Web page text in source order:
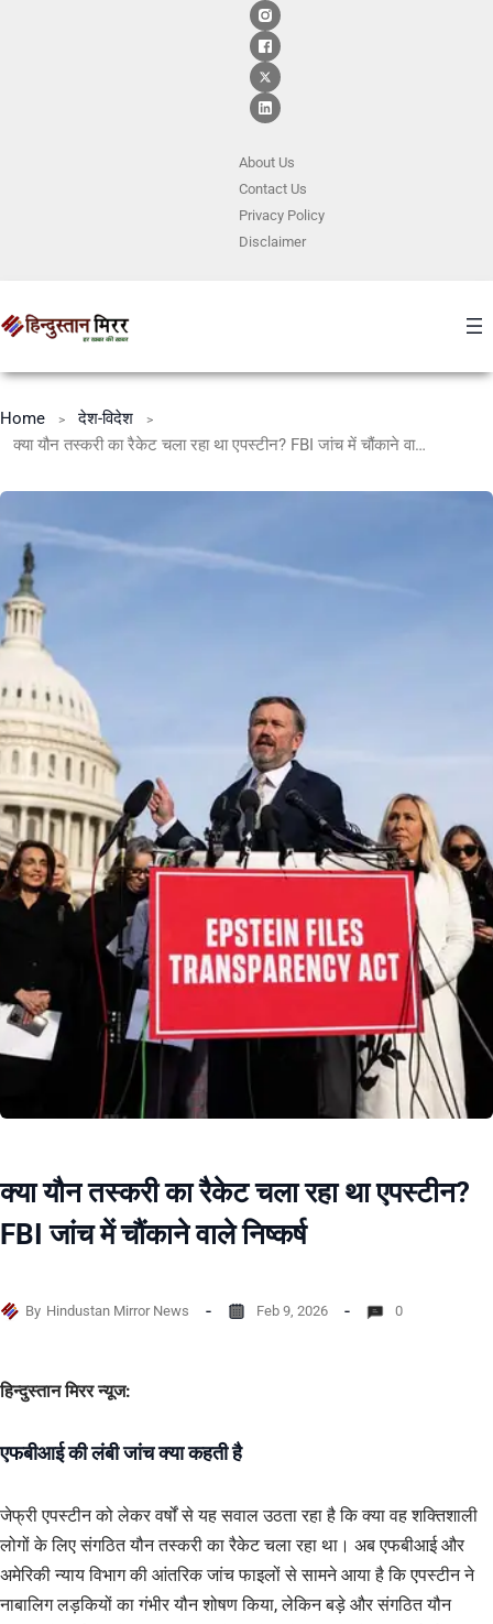
About Us
ContactUs
Privacy Policy
Disclaimer
Home
देश-विदेश
क्या यौन तस्करी का रैकेट चला रहा था एपस्टीन? FBI जांच में चौंकाने वाले निष्कर्ष
क्या यौन तस्करी का रैकेट चला रहा था एपस्टीन?
FBI जांच में चौंकाने वाले निष्कर्ष
By Hindustan Mirror News Feb 9, 2026 0
हिन्दुस्तान मिरर न्यूज:
एफबीआई की लंबी जांच क्या कहती है
जेफ्री एपस्टीन को लेकर वर्षों से यह सवाल उठता रहा है कि क्या वह शक्तिशाली
लोगों के लिए संगठित यौन तस्करी का रैकेट चला रहा था। अब एफबीआई और
अमेरिकी न्याय विभाग की आंतरिक जांच फाइलों से सामने आया है कि एपस्टीन ने
नाबालिग लड़कियों का गंभीर यौन शोषण किया, लेकिन बड़े और संगठित यौन